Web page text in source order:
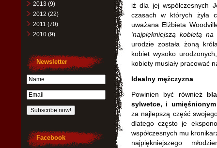
iż dla jej współczesnych
czasach w których żyła
uważana Elżbieta
‘najpiękniejszą kobietą na
urodzie została żoną
kobiet wysoko
kobiety musiały pracować
Idealny mężczyzna
Powinien być również
sylwetce, i
za najlepszą część
dlatego często je
współczesnych mu
najpiękniejszego
2013 (9)
2012 (22)
2011 (70)
2010 (9)
Newsletter
Facebook